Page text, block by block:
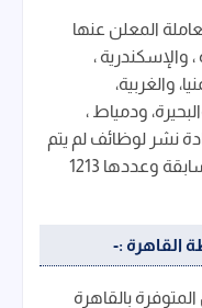
المعلن عنها
، والإسكندرية ،
والغربية،
ودمياط ،
نشر لوظائف لم يتم
شغلها من أبريل 2021 في النشرة السابقة وعددها 1213
القاهرة :-
بالقاهرة